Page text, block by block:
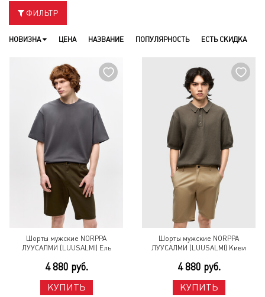
ФИЛЬТР
НОВИЗНА ЦЕНА НАЗВАНИЕ ПОПУЛЯРНОСТЬ ЕСТЬ СКИДКА
Шорты мужские NORPPA
ЛУУСАЛМИ (LUUSALMI) Ель
4 880 руб.
КУПИТЬ
Шорты мужские NORPPA
ЛУУСАЛМИ (LUUSALMI) Киви
4 880 руб.
КУПИТЬ